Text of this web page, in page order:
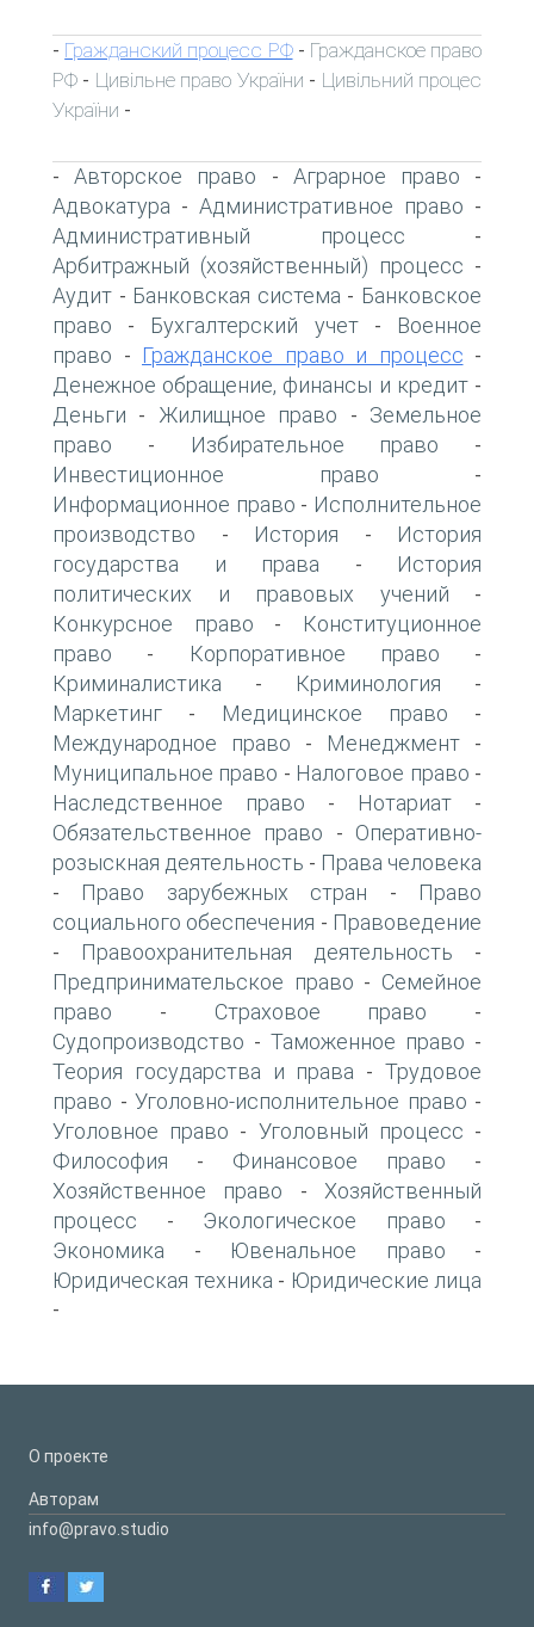
- Гражданский процесс РФ- Гражданское право
РФ - Цивільне право України - Цивільний процес
України -
-Авторское право - Аграрное право -
Адвокатура - Административное право -
Административный процесс -
Арбитражный (хозяйственный) процесс -
Аудит - Банковская система - Банковское
право - Бухгалтерский учет-
Военное
право - Гражданское право и процесс -
Денежное обращение, финансы и кредит-
Деньги - Жилищное право - Земельное
право - Избирательное право -
Инвестиционное право -
Информационное право - Исполнительное
производство - История -
История
государства и права -
История
политических и правовых учений -
Конкурсное право -
Конституционное
право - Корпоративное право -
Криминалистика - Криминология -
Маркетинг - Медицинское право -
Международное право - Менеджмент -
Муниципальное право - Налоговое право -
Наследственное право - Нотариат -
Обязательственное право - Оперативно-
розыскная деятельность - Права человека
- Право зарубежных стран -
Право
социального обеспечения - Правоведение
- Правоохранительная деятельность -
Предпринимательское право - Семейное
право - Страховое право -
Судопроизводство - Таможенное право -
Теория государства и права -Трудовое
право - Уголовно-исполнительное право -
Уголовное право - Уголовный процесс -
Философия - Финансовое право -
Хозяйственное право - Хозяйственный
процесс - Экологическое право -
Экономика - Ювенальное право -
Юридическая техника - Юридические лица
-
О проекте
Авторам
info@pravo.studio